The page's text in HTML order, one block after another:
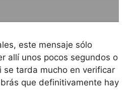
este mensaje sólo
allí unos pocos segundos o
se tarda mucho en verificar
que definitivamente hay